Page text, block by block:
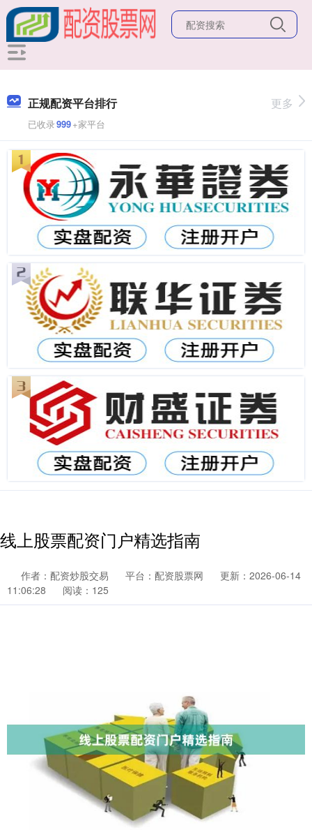
正规配资平台排行
已收录999+家平台
更多
线上股票配资门户精选指南
作者：配资炒股交易 平台：配资股票网
更新：2026-06-14
11:06:28
阅读：125